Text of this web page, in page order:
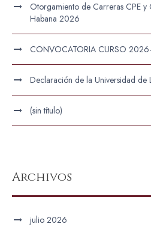
Otorgamiento de Carreras CPE y
Habana 2026
CONVOCATORIA CURSO
Declaración de la Universidad de
(sin título)
Archivos
julio 2026